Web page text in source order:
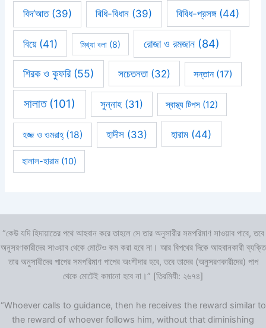
বিদ’আত(39) বিধি-বিধান (39) বিবিধ-প্রসঙ্গ(44)
বিয়ে(41) মিথ্যা বলা(8) রোজা ও রমজান (84)
শিরক ও কুফরি(55) সচেতনতা(32) সন্তান(17)
সালাত(101) সুন্নাহ (31) স্বাস্থ্য টিপস (12)
হজ্জ ও ওমরাহ্‌(18) হাদীস(33) হারাম (44)
হালাল-হারাম(10)
“কেউ যদি হিদায়াতের পথে আহবান করে তাহলে সে তার অনুসারীর সমপরিমাণ সাওয়াব পাবে, তবে
অনুসরণকারীদের সাওয়াব থেকে মোটেও কম করা হবে না। আর বিপথের দিকে আহবানকারী ব্যক্তি
তার অনুসারীদের পাপের সমপরিমাণ পাপের অংশীদার হবে, তবে তাদের (অনুসরণকারীদের) পাপ
থেকে মোটেই কমানো হবে না।” [তিরমিযী: ২৬৭৪]
“Whoever calls to guidance, then he receives the reward similar to
the reward of whoever follows him, without that diminishing